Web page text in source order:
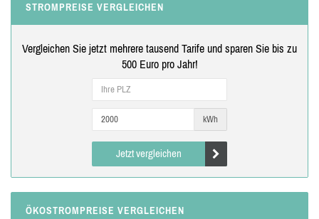
STROMPREISE VERGLEICHEN
Vergleichen Sie jetzt mehrere tausend Tarife und sparen Sie bis zu
500 Euro pro Jahr!
kWh
Jetzt vergleichen
ÖKOSTROMPREISE VERGLEICHEN